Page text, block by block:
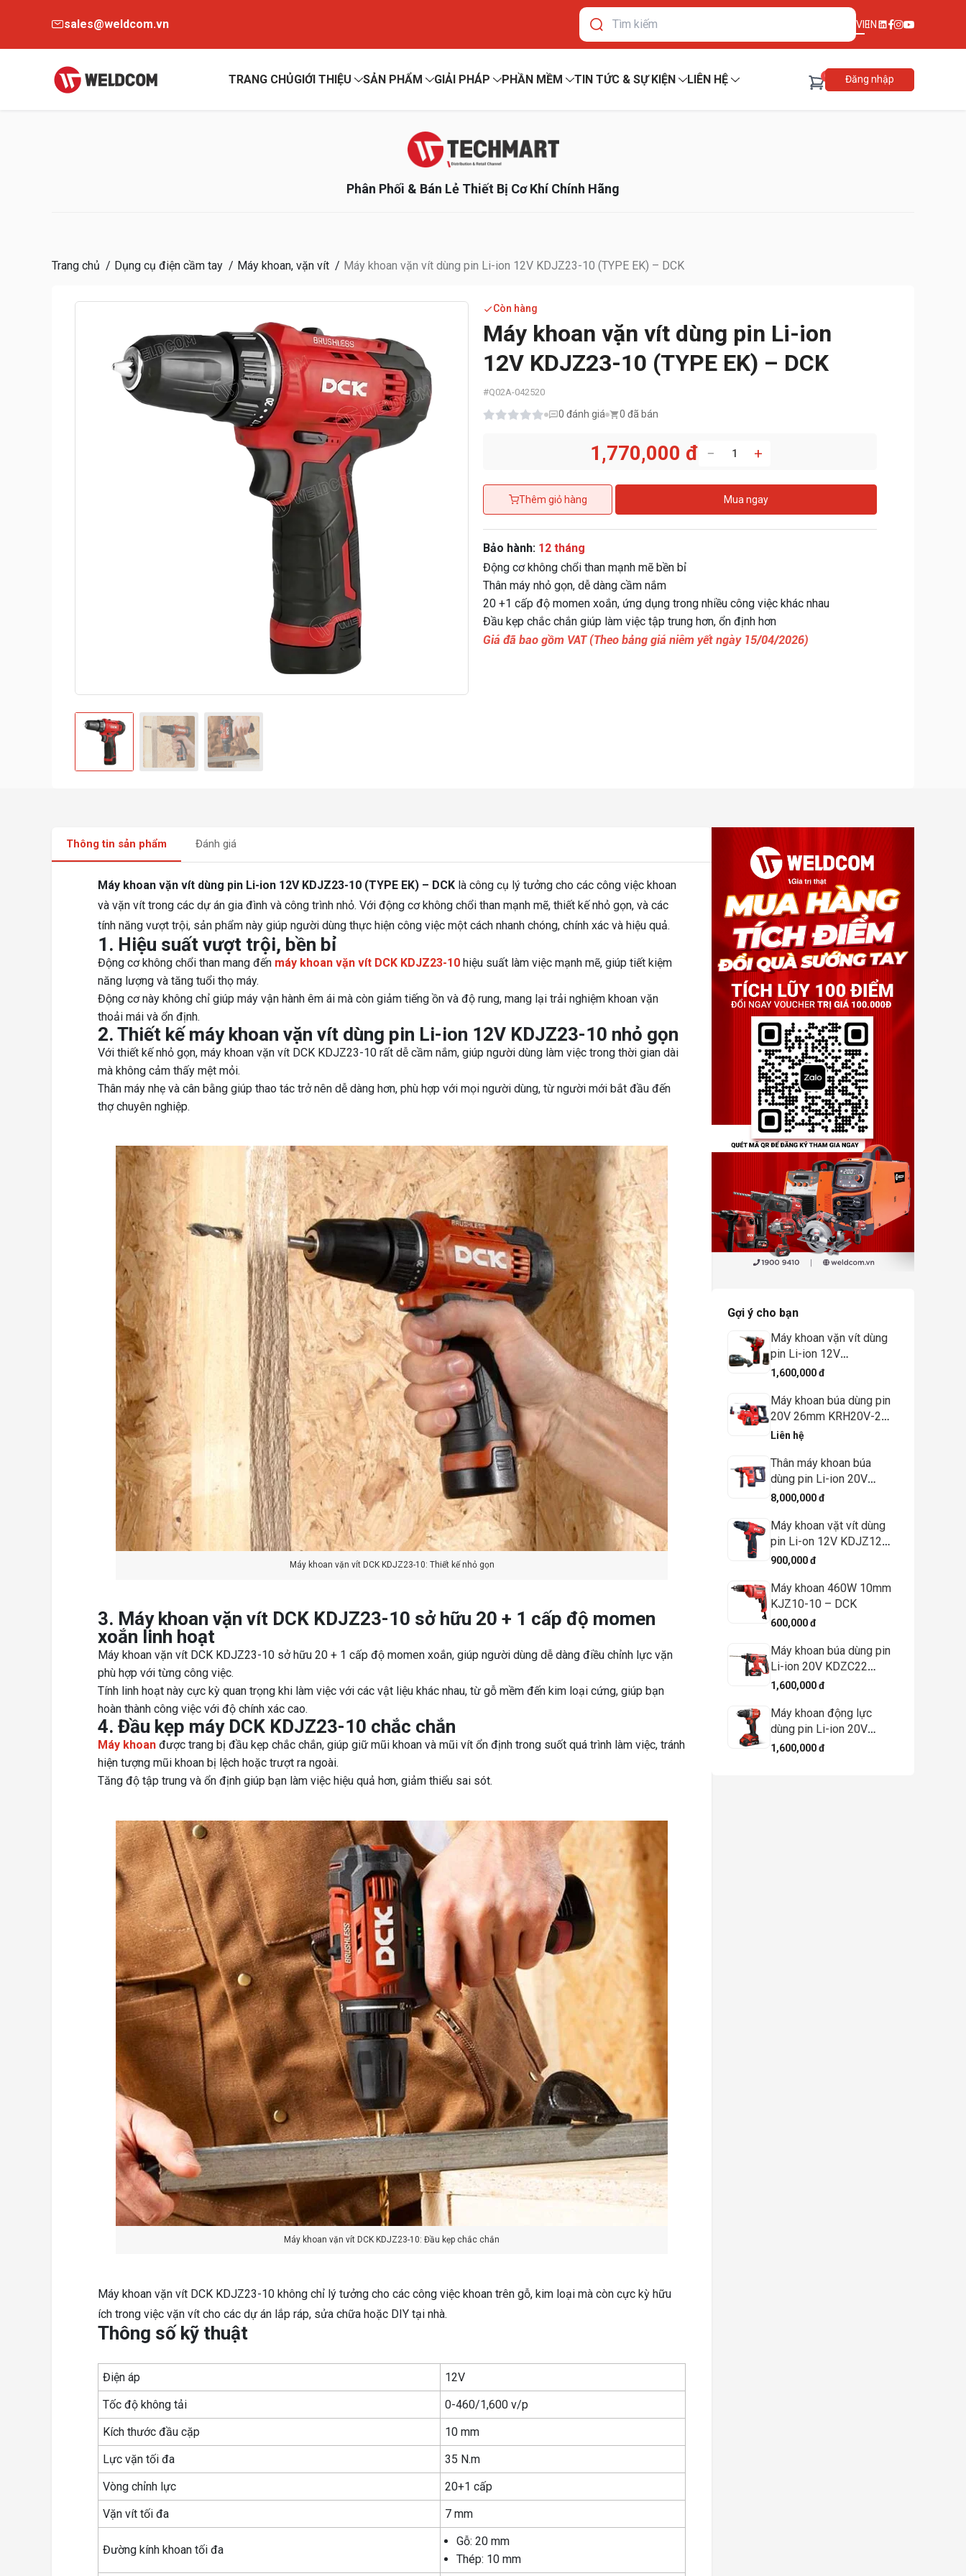
sales@weldcom.vn VIEN
TRANG CHỦGIỚI THIỆU SẢN PHẨM GIẢI PHÁP PHẦN MỀM TIN TỨC & SỰ KIỆN LIÊN HỆ 0 Đăng nhập
Phân Phối & Bán Lẻ Thiết Bị Cơ Khí Chính Hãng
Trang chủ Dụng cụ điện cầm tay Máy khoan, vặn vít Máy khoan vặn vít dùng pin Li-ion 12V KDJZ23-10 (TYPE EK) – DCK
Còn hàng
Máy khoan vặn vít dùng pin Li-ion
12V KDJZ23-10 (TYPE EK) – DCK
#Q02A-042520
0 đánh giá 0 đã bán
1,770,000 đ − +
Thêm giỏ hàng Mua ngay
Bảo hành: 12 tháng
Động cơ không chổi than mạnh mẽ bền bỉ
Thân máy nhỏ gọn, dễ dàng cầm nắm
20 +1 cấp độ momen xoắn, ứng dụng trong nhiều công việc khác nhau
Đầu kẹp chắc chắn giúp làm việc tập trung hơn, ổn định hơn
Giá đã bao gồm VAT (Theo bảng giá niêm yết ngày 15/04/2026)
Thông tin sản phẩm Đánh giá
Máy khoan vặn vít dùng pin Li-ion 12V KDJZ23-10 (TYPE EK) – DCK là công cụ lý tưởng cho các công việc khoan
và vặn vít trong các dự án gia đình và công trình nhỏ. Với động cơ không chổi than mạnh mẽ, thiết kế nhỏ gọn, và các
tính năng vượt trội, sản phẩm này giúp người dùng thực hiện công việc một cách nhanh chóng, chính xác và hiệu quả.
1. Hiệu suất vượt trội, bền bỉ
Động cơ không chổi than mang đến máy khoan vặn vít DCK KDJZ23-10 hiệu suất làm việc mạnh mẽ, giúp tiết kiệm
năng lượng và tăng tuổi thọ máy.
Động cơ này không chỉ giúp máy vận hành êm ái mà còn giảm tiếng ồn và độ rung, mang lại trải nghiệm khoan vặn
thoải mái và ổn định.
2. Thiết kế máy khoan vặn vít dùng pin Li-ion 12V KDJZ23-10 nhỏ gọn
Với thiết kế nhỏ gọn, máy khoan vặn vít DCK KDJZ23-10 rất dễ cầm nắm, giúp người dùng làm việc trong thời gian dài
mà không cảm thấy mệt mỏi.
Thân máy nhẹ và cân bằng giúp thao tác trở nên dễ dàng hơn, phù hợp với mọi người dùng, từ người mới bắt đầu đến
thợ chuyên nghiệp.
Máy khoan vặn vít DCK KDJZ23-10: Thiết kế nhỏ gọn
3. Máy khoan vặn vít DCK KDJZ23-10 sở hữu 20 + 1 cấp độ momen
xoắn linh hoạt
Máy khoan vặn vít DCK KDJZ23-10 sở hữu 20 + 1 cấp độ momen xoắn, giúp người dùng dễ dàng điều chỉnh lực vặn
phù hợp với từng công việc.
Tính linh hoạt này cực kỳ quan trọng khi làm việc với các vật liệu khác nhau, từ gỗ mềm đến kim loại cứng, giúp bạn
hoàn thành công việc với độ chính xác cao.
4. Đầu kẹp máy DCK KDJZ23-10 chắc chắn
Máy khoan được trang bị đầu kẹp chắc chắn, giúp giữ mũi khoan và mũi vít ổn định trong suốt quá trình làm việc, tránh
hiện tượng mũi khoan bị lệch hoặc trượt ra ngoài.
Tăng độ tập trung và ổn định giúp bạn làm việc hiệu quả hơn, giảm thiểu sai sót.
Máy khoan vặn vít DCK KDJZ23-10: Đầu kẹp chắc chắn
Máy khoan vặn vít DCK KDJZ23-10 không chỉ lý tưởng cho các công việc khoan trên gỗ, kim loại mà còn cực kỳ hữu
ích trong việc vặn vít cho các dự án lắp ráp, sửa chữa hoặc DIY tại nhà.
Thông số kỹ thuật
Điện áp
12V
Tốc độ không tải
0-460/1,600 v/p
Kích thước đầu cặp
10 mm
Lực vặn tối đa
35 N.m
Vòng chỉnh lực
20+1 cấp
Vặn vít tối đa
7 mm
Đường kính khoan tối đa
Gỗ: 20 mm
Thép: 10 mm
Gợi ý cho bạn
Máy khoan vặn vít dùng
pin Li-ion 12V
KDJZ1250 (TYPE EK) –
1,600,000 đ
Máy khoan búa dùng pin
20V 26mm KRH20V-26
(Kèm bộ hút bụi)
Liên hệ
Thân máy khoan búa
dùng pin Li-ion 20V
KRH20V-26 - DCK
8,000,000 đ
Máy khoan vặt vít dùng
pin Li-on 12V KDJZ1202
(TYPE E) - DCK
900,000 đ
Máy khoan 460W 10mm
KJZ10-10 – DCK
600,000 đ
Máy khoan búa dùng pin
Li-ion 20V KDZC22
(TYPE Z/DM) - DCK
1,600,000 đ
Máy khoan động lực
dùng pin Li-ion 20V
KDJZ2060i (TYPE ADM)
1,600,000 đ